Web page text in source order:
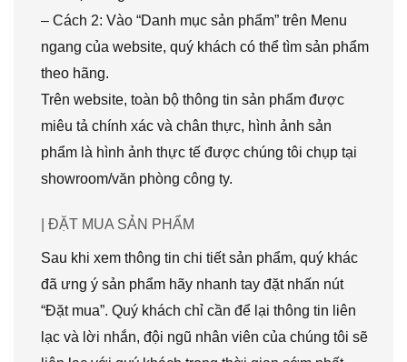
– Cách 2: Vào “Danh mục sản phẩm” trên Menu
ngang của website, quý khách có thể tìm sản phẩm
theo hãng.
Trên website, toàn bộ thông tin sản phẩm được
miêu tả chính xác và chân thực, hình ảnh sản
phẩm là hình ảnh thực tế được chúng tôi chụp tại
showroom/văn phòng công ty.
| ĐẶT MUA SẢN PHẨM
Sau khi xem thông tin chi tiết sản phẩm, quý khác
đã ưng ý sản phẩm hãy nhanh tay đặt nhấn nút
“Đặt mua”. Quý khách chỉ cần để lại thông tin liên
lạc và lời nhắn, đội ngũ nhân viên của chúng tôi sẽ